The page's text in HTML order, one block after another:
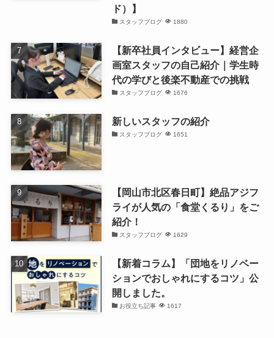
ド）】
スタッフブログ 1880
【新卒社員インタビュー】経営企
画室スタッフの自己紹介｜学生時
代の学びと後楽不動産での挑戦
スタッフブログ 1676
新しいスタッフの紹介
スタッフブログ 1651
【岡山市北区春日町】絶品アジフ
ライが人気の「食堂くるり」をご
紹介！
スタッフブログ 1629
【新着コラム】「団地をリノベー
ションでおしゃれにするコツ」公
開しました。
お役立ち記事 1617